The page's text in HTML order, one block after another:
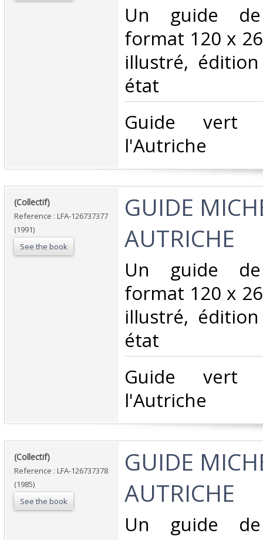
‎Un guide
format 120 x
illustré,
état ‎
‎Guide vert
l'Autriche‎
‎(Collectif)‎
Reference : LFA-126737377
(1991)
See the book
‎GUIDE
AUTRICHE‎
‎Un guide
format 120 x
illustré,
état ‎
‎Guide vert
l'Autriche‎
‎(Collectif)‎
Reference : LFA-126737378
(1985)
See the book
‎GUIDE
AUTRICHE‎
‎Un guide